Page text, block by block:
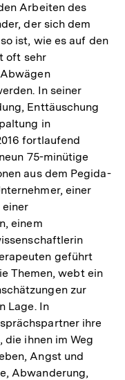
Arbeiten des
der sich dem
ist, wie es auf den
oft sehr
In seiner
Enttäuschung
in
fortlaufend
75-minütige
aus dem Pegida-
einer
einem
geführt
Themen, webt ein
zur
Lage. In
ihre
die ihnen im Weg
Angst und
Abwanderung,